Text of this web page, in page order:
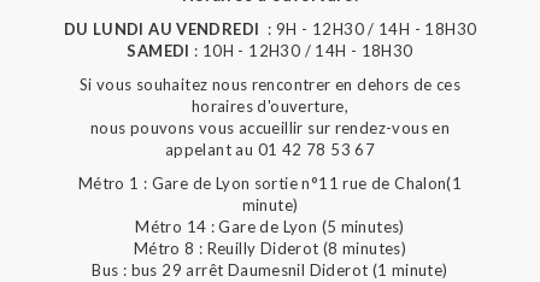
DU LUNDI AU VENDREDI : 9H - 12H30 / 14H - 18H30
SAMEDI : 10H - 12H30 / 14H - 18H30
Si vous souhaitez nous rencontrer en dehors de ces
horaires d'ouverture,
nous pouvons vous accueillir sur rendez-vous en
appelant au 01 42 78 53 67
Métro 1 : Gare de Lyon sortie n°11 rue de Chalon(1
minute)
Métro 14 : Gare de Lyon (5 minutes)
Métro 8 : Reuilly Diderot (8 minutes)
Bus : bus 29 arrêt Daumesnil Diderot (1 minute)